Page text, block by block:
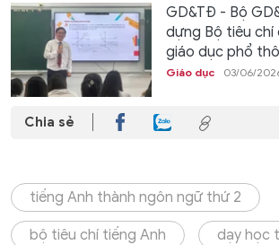
GD&TĐ - Bộ
dựng Bộ tiêu chí
giáo dục phổ
Giáo dục 03/06/
Chia sẻ
tiếng Anh thành ngôn ngữ thứ 2
bộ tiêu chí tiếng Anh dạy học